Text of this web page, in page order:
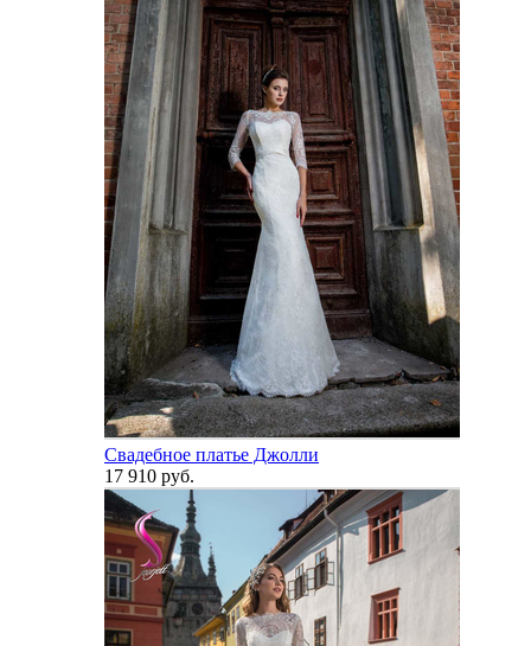
Свадебное платье Джолли
17 910 руб.